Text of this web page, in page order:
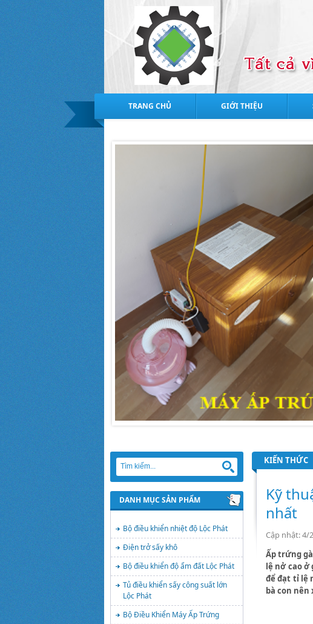
TRANG CHỦ GIỚI THIỆU
KIẾN THỨC
Kỹ
nhất
Cập nhật: 4/
Ấp trứng
lệ nở cao
để đạt tỉ lệ
bà con nên
DANH MỤC SẢN PHẨM
Bộ điều khiển nhiệt độ Lộc Phát
Điện trở sấy khô
Bộ điều khiển độ ẩm đất Lộc Phát
Tủ điều khiển sấy công suất lớn
Lộc Phát
Bộ Điều Khiển Máy Ấp Trứng